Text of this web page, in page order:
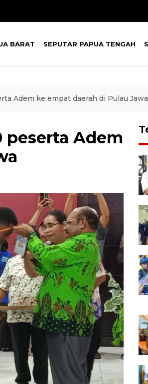
BARAT SEPUTAR PAPUA TENGAH
Adem ke empat daerah di Pulau Jawa
peserta Adem